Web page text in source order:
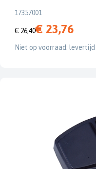
17357001
€ 26,40€ 23,76
Niet op voorraad: levertijd